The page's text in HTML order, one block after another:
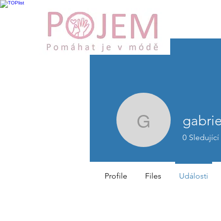
0 Sledující
Profile Files Události